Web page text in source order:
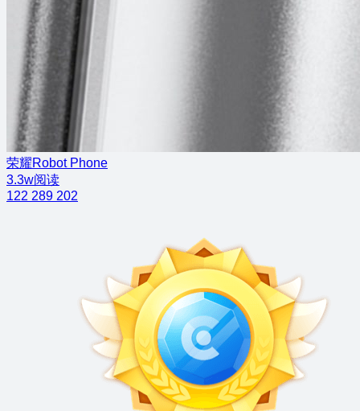
荣耀Robot Phone
3.3w阅读
122 289 202